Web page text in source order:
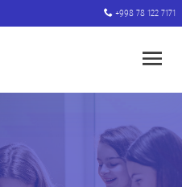
+998 78 122 7171